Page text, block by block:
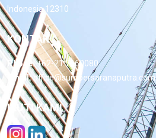
Indonesia 12310
KONTAK
Phone: +62-21 7660080
Email:office@sumbersaranaputra.com
IKUTI KAMI